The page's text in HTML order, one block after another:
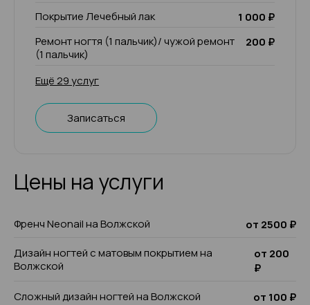
Покрытие Лечебный лак
1 000 ₽
Ремонт ногтя (1 пальчик)/ чужой ремонт
(1 пальчик)
200 ₽
Ещё 29 услуг
Записаться
Цены на услуги
Френч Neonail на Волжской
от 2500 ₽
Дизайн ногтей с матовым покрытием на
Волжской
от 200
₽
Сложный дизайн ногтей на Волжской
от 100 ₽